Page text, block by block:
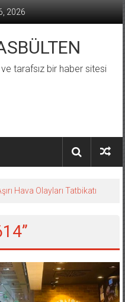
2026
tarafsız bir haber sitesi
Hava Olayları Tatbikatı